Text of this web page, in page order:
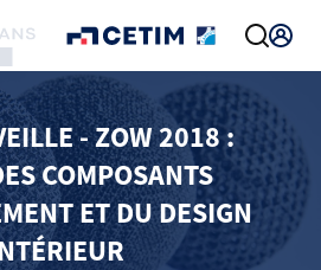
- ZOW 2018 :
COMPOSANTS
ET DU DESIGN